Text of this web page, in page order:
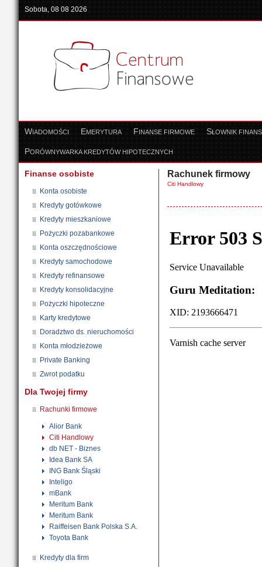
Sobota, 08 08 2026
WIADOMOŚCI EMERYTURA FINANSE FIRMOWE SŁOWNIK
PORÓWNYWARKA KREDYTÓW HIPOTECZNYCH
Finanse osobiste
Konta osobiste
Kredyty gotówkowe
Kredyty mieszkaniowe
Pożyczki pozabankowe
Konta oszczędnościowe
Kredyty samochodowe
Kredyty refinansowe
Kredyty konsolidacyjne
Pożyczki hipoteczne
Karty kredytowe
Doradztwo ds. nieruchomości
Konta młodzieżowe
Private Banking
Zwrot podatku
Dla Twojej firmy
Rachunki firmowe
Alior Bank
Citi Handlowy
db NET - Biznes
Idea Bank SA
ING Bank Śląski
Inteligo
mBank
Meritum Bank
Meritum Bank
Raiffeisen Bank Polska S.A.
Toyota Bank
Kredyty dla firm
Rachunek firmowy
Citi Handlowy